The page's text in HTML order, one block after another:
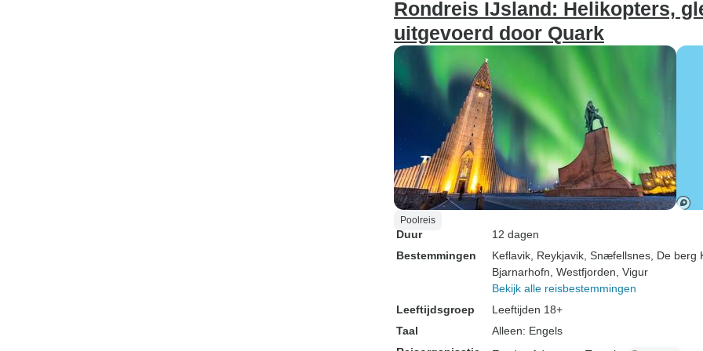
veel zult
en zal mijn
bezoekje
meeste foto's
zien van
kampeerden
slaagden er op
andere manier
te staan, wat
moeite waard
en Hasko - dit
Rondreis IJsland: Helikopters,
uitgevoerd door Quark
Poolreis
Duur
12 dagen
Bestemmingen
Keflavik , Reykjavik , Snæfellsnes , De berg
Bjarnarhofn , Westfjorden , Vigur
Bekijk alle reisbestemmingen
Leeftijdsgroep
Leeftijden 18+
Taal
Alleen: Engels